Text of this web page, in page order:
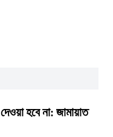
হবে না: জামায়াত